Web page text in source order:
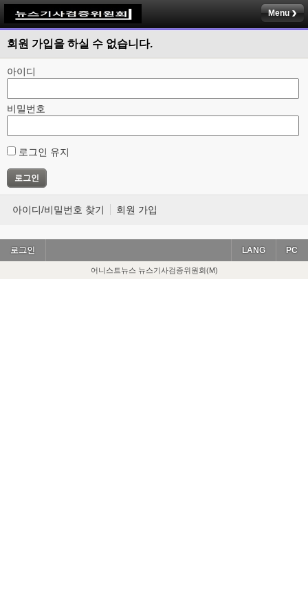
Menu
회원 가입을 하실 수 없습니다.
아이디
비밀번호
로그인 유지
아이디/비밀번호 찾기 회원 가입
로그인 PC
LANG
어니스트뉴스 뉴스기사검증위원회(M)